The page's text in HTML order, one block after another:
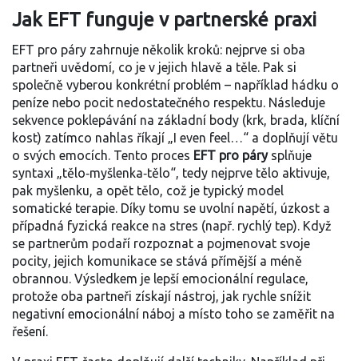
Jak EFT funguje v partnerské praxi
EFT pro páry zahrnuje několik kroků: nejprve si oba
partneři uvědomí, co je v jejich hlavě a těle. Pak si
společně vyberou konkrétní problém – například hádku o
peníze nebo pocit nedostatečného respektu. Následuje
sekvence poklepávání na základní body (krk, brada, klíční
kost) zatímco nahlas říkají „I even feel…“ a doplňují větu
o svých emocích. Tento proces EFT pro párysplňuje
syntaxi „tělo‑myšlenka‑tělo“, tedy nejprve tělo aktivuje,
pak myšlenku, a opět tělo, což je typický model
somatické terapie. Díky tomu se uvolní napětí, úzkost a
případná fyzická reakce na stres (např. rychlý tep). Když
se partnerům podaří rozpoznat a pojmenovat svoje
pocity, jejich komunikace se stává přímější a méně
obrannou. Výsledkem je lepší emocionální regulace,
protože oba partneři získají nástroj, jak rychle snížit
negativní emocionální náboj a místo toho se zaměřit na
řešení.